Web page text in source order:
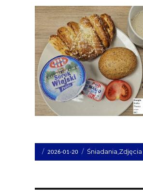
Opublikowano
dnia
2026-01-20 Kategorie
Śniadania Zdjęcia